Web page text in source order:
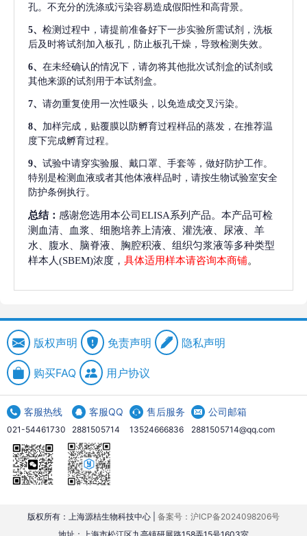
孔。不充分的洗涤或污染容易造成假阳性和高背景。
5、 检测过程中，请提前准备好下一步实验所需试剂，洗板
后及时将试剂加入板孔，防止板孔干燥，导致检测失效。
6、 在未经确认的情况下，请勿将其他批次试剂盒的试剂或
其他来源的试剂用于本试剂盒。
7、 请勿重复使用一次性吸头，以免造成交叉污染。
8、 加样完成，贴覆膜以防孵育过程样品的蒸发，在推荐温
度下完成孵育过程。
9、 试验中请穿实验服、戴口罩、手套等，做好防护工作。
特别是检测血液或者其他体液样品时，请按生物试验室安全
防护条例执行。
总结： 感谢您选用本公司ELISA系列产品。本产品可检
测血清、血浆、细胞培养上清液、灌洗液、尿液、羊
水、腹水、脑脊液、胸腔积液、组织匀浆液等多种类型
样本人(SBEM)浓度， 具体适用样本请咨询本商铺。
版权声明 免责声明 隐私声明
购买FAQ 用户协议
客服热线
021-54461730
客服QQ
2881505714
售后服务
13524666836
公司邮箱
2881505714@qq.com
版权所有：上海源桔生物科技中心 | 备案号：沪ICP备2024098206号